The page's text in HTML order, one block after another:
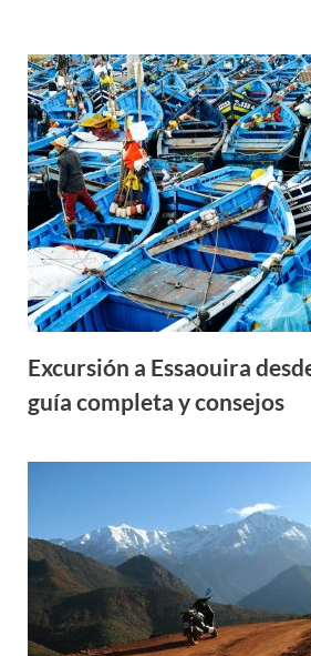
Excursión a Essaouira
guía completa y consejos